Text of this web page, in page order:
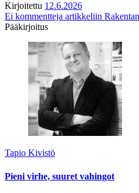
Kirjoitettu 12.6.2026
Ei kommentteja artikkeliin
Pääkirjoitus
Tapio Kivistö
Pieni virhe, suuret vahingot